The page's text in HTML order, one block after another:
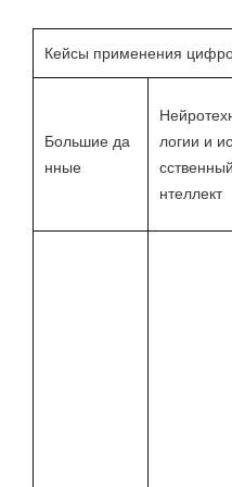
Кейсы применения
Большие да
нные
логии и
нтеллект